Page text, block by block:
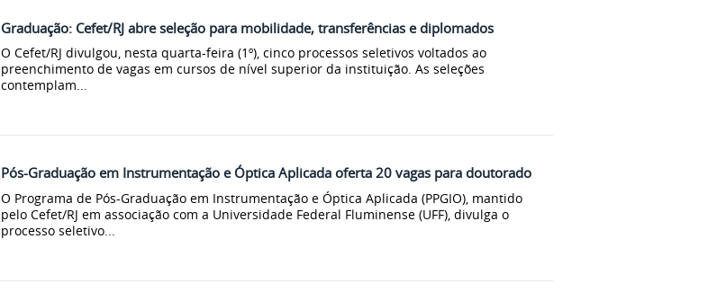
Graduação: Cefet/RJ abre seleção para mobilidade, transferências e diplomados
O Cefet/RJ divulgou, nesta quarta-feira (1º), cinco processos seletivos voltados ao
preenchimento de vagas em cursos de nível superior da instituição. As seleções
contemplam...
Pós-Graduação em Instrumentação e Óptica Aplicada oferta 20 vagas para doutorado
O Programa de Pós-Graduação em Instrumentação e Óptica Aplicada (PPGIO), mantido
pelo Cefet/RJ em associação com a Universidade Federal Fluminense (UFF), divulga o
processo seletivo...